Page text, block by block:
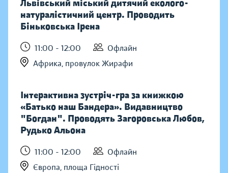
Львівський міський дитячий еколого-
натуралістичний центр. Проводить
Біньковська Ірена
11:00 - 12:00
Офлайн
Африка, провулок Жирафи
Інтерактивна зустріч-гра за книжкою
«Батько наш Бандера». Видавництво
"Богдан". Проводять Загоровська Любов,
Рудько Альона
11:00 - 12:00
Офлайн
Європа, площа Гідності